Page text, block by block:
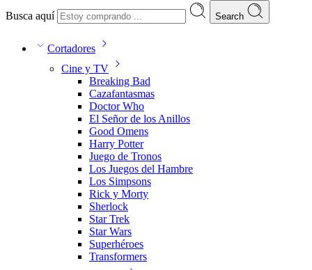
Busca aquí Search
Cortadores
Cine y TV
Breaking Bad
Cazafantasmas
Doctor Who
El Señor de los Anillos
Good Omens
Harry Potter
Juego de Tronos
Los Juegos del Hambre
Los Simpsons
Rick y Morty
Sherlock
Star Trek
Star Wars
Superhéroes
Transformers